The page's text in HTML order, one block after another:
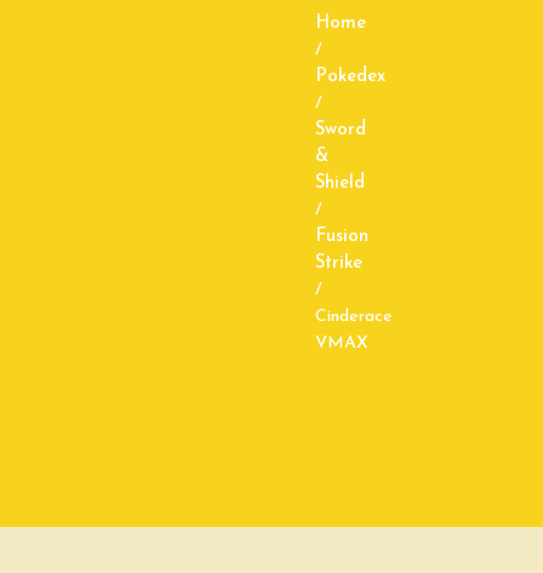
Home
/
Pokedex
/
Sword
&
Shield
/
Fusion
Strike
/
Cinderace
VMAX